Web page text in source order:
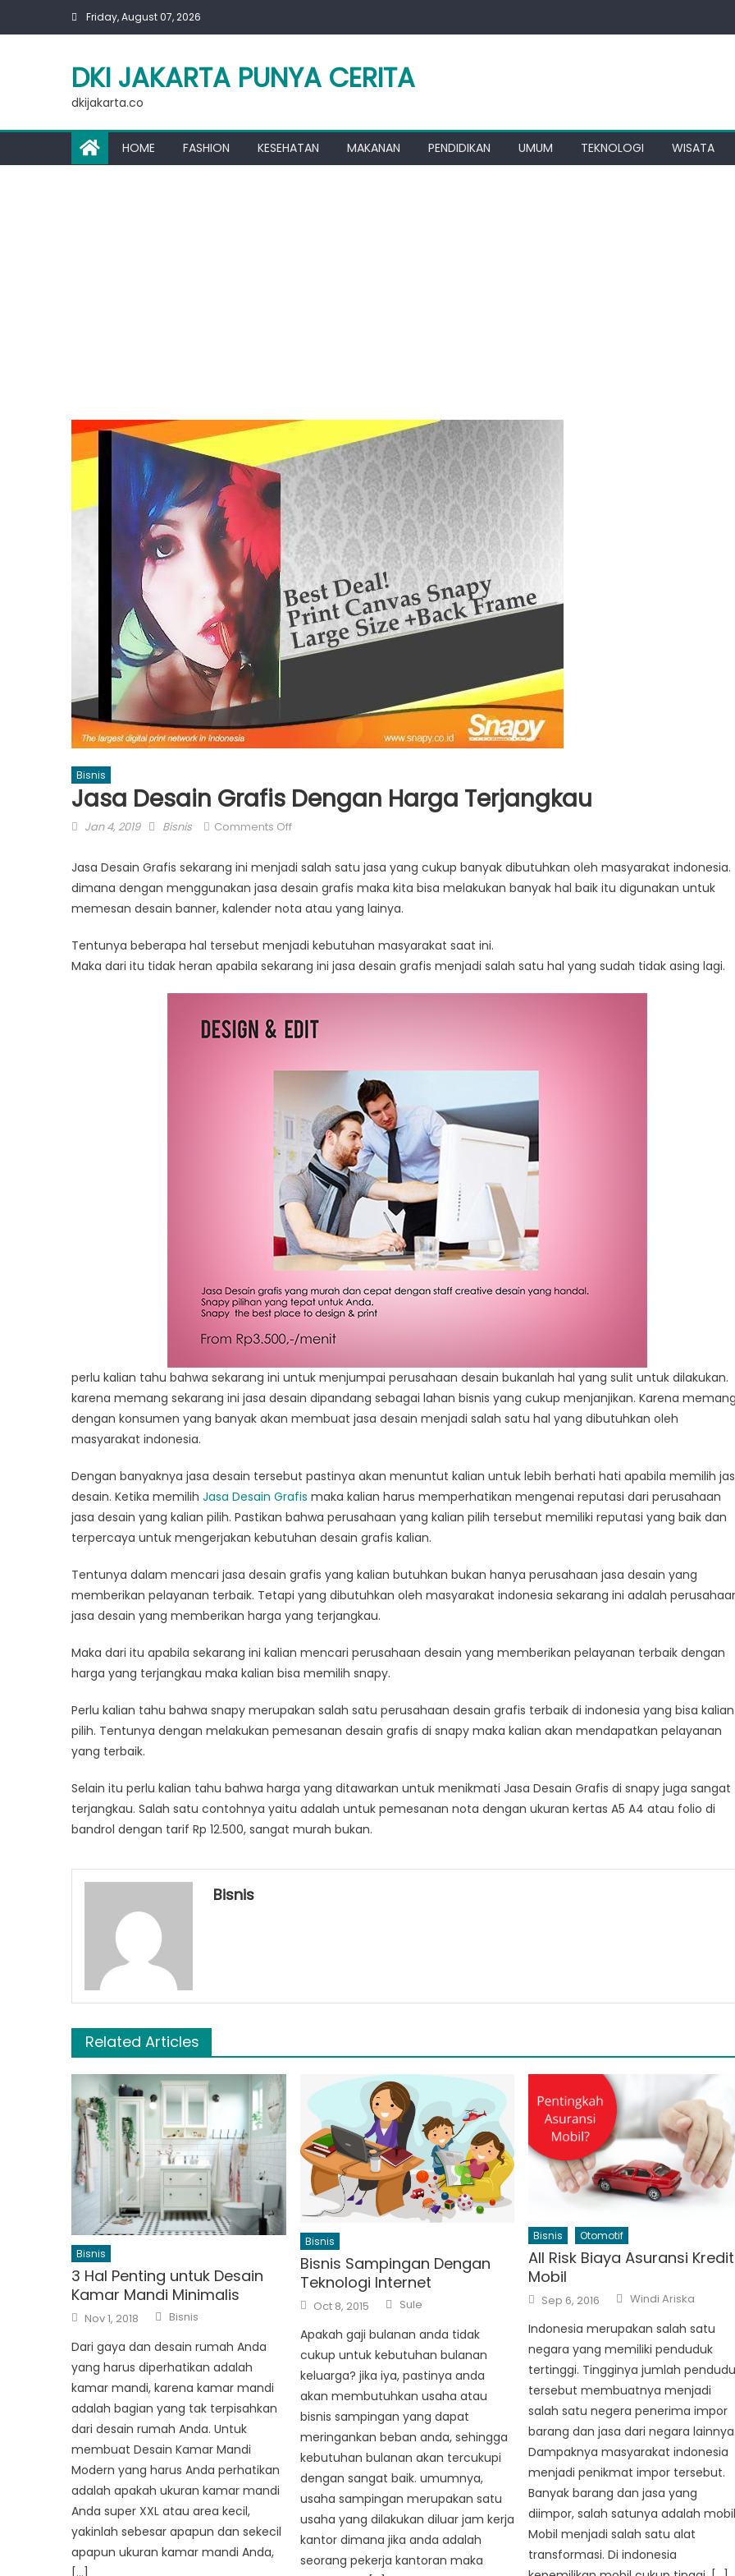
Friday, August 07, 2026
DKI JAKARTA PUNYA CERITA
dkijakarta.co
HOME FASHION KESEHATAN MAKANAN PENDIDIKAN UMUM TEKNOLOGI WISATA
Bisnis
Jasa Desain Grafis Dengan Harga Terjangkau
Posted
Jan 4, 2019 Author
Bisnis Comments Offon
Desain
Grafis
Dengan
Terjangkau
Jasa Desain Grafis sekarang ini menjadi salah satu jasa yang cukup banyak dibutuhkan oleh masyarakat indonesia.
dimana dengan menggunakan jasa desain grafis maka kita bisa melakukan banyak hal baik itu digunakan untuk
memesan desain banner, kalender nota atau yang lainya.
Tentunya beberapa hal tersebut menjadi kebutuhan masyarakat saat ini.
Maka dari itu tidak heran apabila sekarang ini jasa desain grafis menjadi salah satu hal yang sudah tidak asing lagi.
perlu kalian tahu bahwa sekarang ini untuk menjumpai perusahaan desain bukanlah hal yang sulit untuk dilakukan.
karena memang sekarang ini jasa desain dipandang sebagai lahan bisnis yang cukup menjanjikan. Karena
dengan konsumen yang banyak akan membuat jasa desain menjadi salah satu hal yang dibutuhkan oleh
masyarakat indonesia.
Dengan banyaknya jasa desain tersebut pastinya akan menuntut kalian untuk lebih berhati hati apabila memilih
desain. Ketika memilih Jasa Desain Grafis maka kalian harus memperhatikan mengenai reputasi dari perusahaan
jasa desain yang kalian pilih. Pastikan bahwa perusahaan yang kalian pilih tersebut memiliki reputasi yang baik dan
terpercaya untuk mengerjakan kebutuhan desain grafis kalian.
Tentunya dalam mencari jasa desain grafis yang kalian butuhkan bukan hanya perusahaan jasa desain yang
memberikan pelayanan terbaik. Tetapi yang dibutuhkan oleh masyarakat indonesia sekarang ini adalah
jasa desain yang memberikan harga yang terjangkau.
Maka dari itu apabila sekarang ini kalian mencari perusahaan desain yang memberikan pelayanan terbaik dengan
harga yang terjangkau maka kalian bisa memilih snapy.
Perlu kalian tahu bahwa snapy merupakan salah satu perusahaan desain grafis terbaik di indonesia yang bisa kalian
pilih. Tentunya dengan melakukan pemesanan desain grafis di snapy maka kalian akan mendapatkan pelayanan
yang terbaik.
Selain itu perlu kalian tahu bahwa harga yang ditawarkan untuk menikmati Jasa Desain Grafis di snapy juga sangat
terjangkau. Salah satu contohnya yaitu adalah untuk pemesanan nota dengan ukuran kertas A5 A4 atau folio di
bandrol dengan tarif Rp 12.500, sangat murah bukan.
Bisnis
Related Articles
Bisnis
3 Hal Penting untuk Desain
Kamar Mandi Minimalis
Posted
on
Nov 1, 2018 Author
Bisnis
Dari gaya dan desain rumah Anda
yang harus diperhatikan adalah
kamar mandi, karena kamar mandi
adalah bagian yang tak terpisahkan
dari desain rumah Anda. Untuk
membuat Desain Kamar Mandi
Modern yang harus Anda perhatikan
adalah apakah ukuran kamar mandi
Anda super XXL atau area kecil,
yakinlah sebesar apapun dan sekecil
apapun ukuran kamar mandi Anda,
[…]
Bisnis
Bisnis Sampingan Dengan
Teknologi Internet
Posted
on
Oct 8, 2015 Author
Sule
Apakah gaji bulanan anda tidak
cukup untuk kebutuhan bulanan
keluarga? jika iya, pastinya anda
akan membutuhkan usaha atau
bisnis sampingan yang dapat
meringankan beban anda, sehingga
kebutuhan bulanan akan tercukupi
dengan sangat baik. umumnya,
usaha sampingan merupakan satu
usaha yang dilakukan diluar jam kerja
kantor dimana jika anda adalah
seorang pekerja kantoran maka
Bisnis Otomotif
All Risk Biaya Asuransi Kredit
Mobil
Posted
on
Sep 6, 2016 Author
Windi Ariska
Indonesia merupakan salah satu
negara yang memiliki penduduk
tertinggi. Tingginya jumlah
tersebut membuatnya menjadi
salah satu negera penerima impor
barang dan jasa dari negara
Dampaknya masyarakat indonesia
menjadi penikmat impor tersebut.
Banyak barang dan jasa yang
diimpor, salah satunya adalah
Mobil menjadi salah satu alat
transformasi. Di indonesia